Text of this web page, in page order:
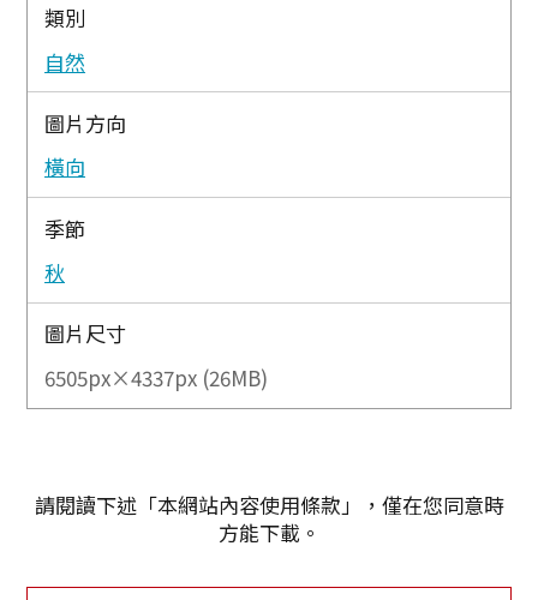
類別
自然
圖片方向
橫向
季節
秋
圖片尺寸
6505px×4337px (26MB)
請閱讀下述「本網站內容使用條款」，僅在您同意時
方能下載。